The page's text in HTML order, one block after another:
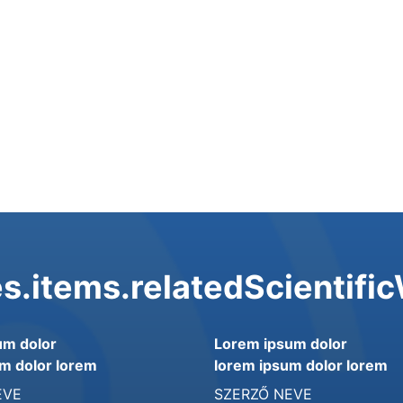
dolor
dolor lorem
Lorem ipsum dolor
lorem ipsum dolor lorem
SZERZŐ NEVE